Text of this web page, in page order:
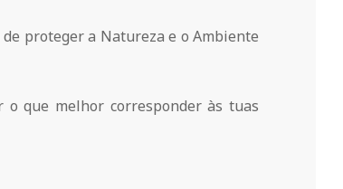
de proteger a Natureza e o Ambiente
o que melhor corresponder às tuas